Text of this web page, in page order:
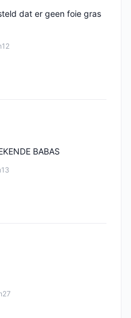
dat er geen foie gras
BABAS